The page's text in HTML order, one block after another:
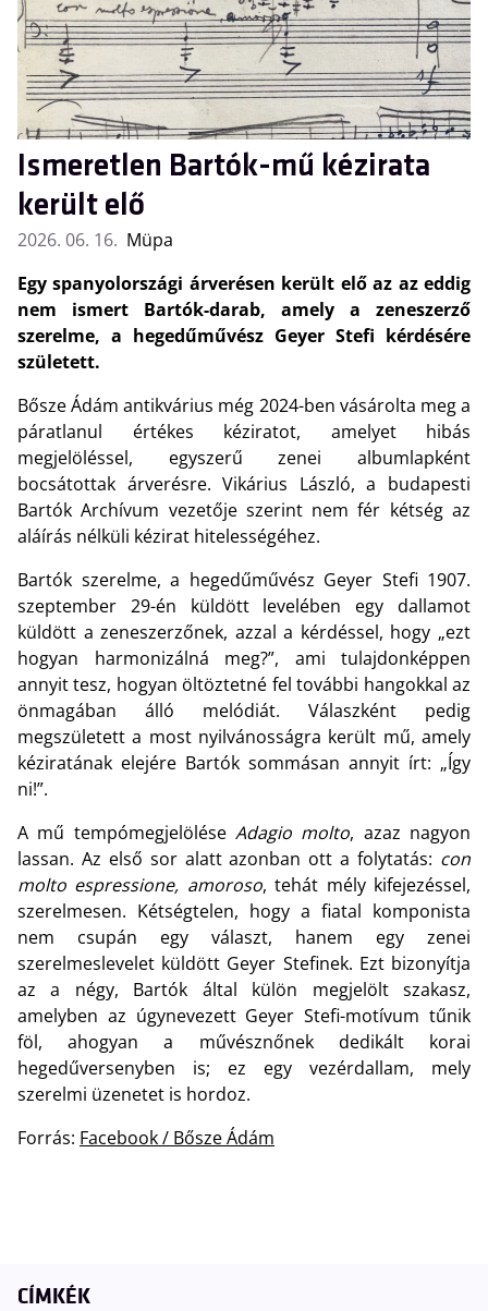
Ismeretlen Bartók-mű kézirata
került elő
2026. 06. 16. Müpa
Egy spanyolországi árverésen került elő az az eddig
nem ismert Bartók-darab, amely a zeneszerző
szerelme, a hegedűművész Geyer Stefi kérdésére
született.
Bősze Ádám antikvárius még 2024-ben vásárolta meg a
páratlanul értékes kéziratot, amelyet hibás
megjelöléssel, egyszerű zenei albumlapként
bocsátottak árverésre. Vikárius László, a budapesti
Bartók Archívum vezetője szerint nem fér kétség az
aláírás nélküli kézirat hitelességéhez.
Bartók szerelme, a hegedűművész Geyer Stefi 1907.
szeptember 29-én küldött levelében egy dallamot
küldött a zeneszerzőnek, azzal a kérdéssel, hogy „ezt
hogyan harmonizálná meg?”, ami tulajdonképpen
annyit tesz, hogyan öltöztetné fel további hangokkal az
önmagában álló melódiát. Válaszként pedig
megszületett a most nyilvánosságra került mű, amely
kéziratának elejére Bartók sommásan annyit írt: „Így
ni!”.
A mű tempómegjelölése Adagio molto, azaz nagyon
lassan. Az első sor alatt azonban ott a folytatás: con
molto espressione, amoroso, tehát mély kifejezéssel,
szerelmesen. Kétségtelen, hogy a fiatal komponista
nem csupán egy választ, hanem egy zenei
szerelmeslevelet küldött Geyer Stefinek. Ezt bizonyítja
az a négy, Bartók által külön megjelölt szakasz,
amelyben az úgynevezett Geyer Stefi-motívum tűnik
föl, ahogyan a művésznőnek dedikált korai
hegedűversenyben is; ez egy vezérdallam, mely
szerelmi üzenetet is hordoz.
Forrás: Facebook / Bősze Ádám
CÍMKÉK